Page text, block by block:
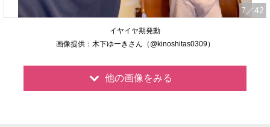
7 ／42
イヤイヤ期発動
画像提供：木下ゆーきさん（@kinoshitas0309）
他の画像をみる